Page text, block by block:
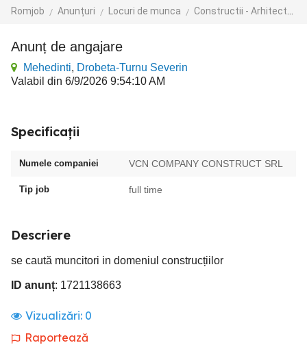
Romjob Anunțuri Locuri de munca Constructii - Arhitectura - Design
Anunț de angajare
Mehedinti, Drobeta-Turnu Severin
Valabil din 6/9/2026 9:54:10 AM
Specificații
Numele companiei VCN COMPANY CONSTRUCT SRL
Tip job full time
Descriere
se caută muncitori in domeniul construcțiilor
ID anunț: 1721138663
Vizualizări: 0
Raportează